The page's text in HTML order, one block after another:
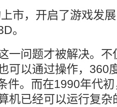
上市，开启了游戏发
。
一问题才被解决。
可以通过操作，360
件。而在1990年代
机已经可以运行复